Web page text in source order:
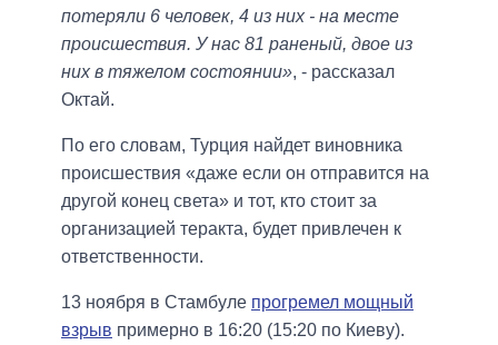
потеряли 6 человек, 4 из них - на месте
происшествия. У нас 81 раненый, двое из
них в тяжелом состоянии», - рассказал
Октай.
По его словам, Турция найдет виновника
происшествия «даже если он отправится на
другой конец света» и тот, кто стоит за
организацией теракта, будет привлечен к
ответственности.
13 ноября в Стамбуле прогремел мощный
взрыв примерно в 16:20 (15:20 по Киеву).